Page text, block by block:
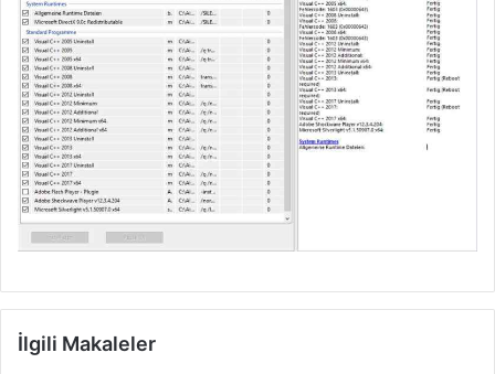
İlgili Makaleler